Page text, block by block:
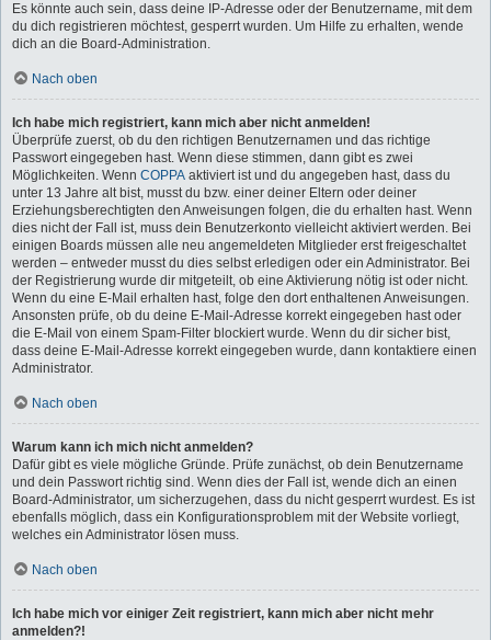
Es könnte auch sein, dass deine IP-Adresse oder der Benutzername, mit dem
du dich registrieren möchtest, gesperrt wurden. Um Hilfe zu erhalten, wende
dich an die Board-Administration.
Nach oben
Ich habe mich registriert, kann mich aber nicht anmelden!
Überprüfe zuerst, ob du den richtigen Benutzernamen und das richtige
Passwort eingegeben hast. Wenn diese stimmen, dann gibt es zwei
Möglichkeiten. Wenn COPPA aktiviert ist und du angegeben hast, dass du
unter 13 Jahre alt bist, musst du bzw. einer deiner Eltern oder deiner
Erziehungsberechtigten den Anweisungen folgen, die du erhalten hast. Wenn
dies nicht der Fall ist, muss dein Benutzerkonto vielleicht aktiviert werden. Bei
einigen Boards müssen alle neu angemeldeten Mitglieder erst freigeschaltet
werden – entweder musst du dies selbst erledigen oder ein Administrator. Bei
der Registrierung wurde dir mitgeteilt, ob eine Aktivierung nötig ist oder nicht.
Wenn du eine E-Mail erhalten hast, folge den dort enthaltenen Anweisungen.
Ansonsten prüfe, ob du deine E-Mail-Adresse korrekt eingegeben hast oder
die E-Mail von einem Spam-Filter blockiert wurde. Wenn du dir sicher bist,
dass deine E-Mail-Adresse korrekt eingegeben wurde, dann kontaktiere einen
Administrator.
Nach oben
Warum kann ich mich nicht anmelden?
Dafür gibt es viele mögliche Gründe. Prüfe zunächst, ob dein Benutzername
und dein Passwort richtig sind. Wenn dies der Fall ist, wende dich an einen
Board-Administrator, um sicherzugehen, dass du nicht gesperrt wurdest. Es ist
ebenfalls möglich, dass ein Konfigurationsproblem mit der Website vorliegt,
welches ein Administrator lösen muss.
Nach oben
Ich habe mich vor einiger Zeit registriert, kann mich aber nicht mehr
anmelden?!